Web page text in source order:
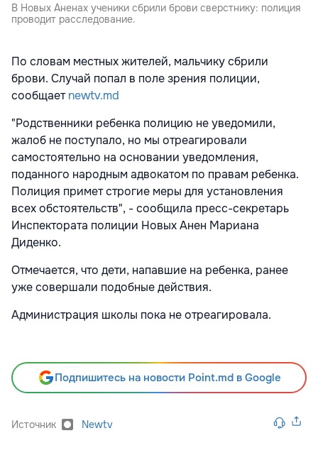
В Новых Аненах ученики сбрили брови сверстнику: полиция
проводит расследование.
По словам местных жителей, мальчику сбрили
брови. Случай попал в поле зрения полиции,
сообщаетnewtv.md
"Родственники ребенка полицию не уведомили,
жалоб не поступало, но мы отреагировали
самостоятельно на основании уведомления,
поданного народным адвокатом по правам ребенка.
Полиция примет строгие меры для установления
всех обстоятельств", - сообщила пресс-секретарь
Инспектората полиции Новых Анен Мариана
Диденко.
Отмечается, что дети, напавшие на ребенка, ранее
уже совершали подобные действия.
Администрация школы пока не отреагировала.
Подпишитесь на новости Point.md в Google
Источник Newtv